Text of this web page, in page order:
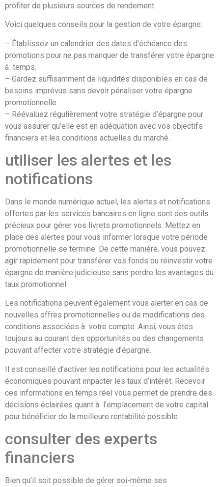
profiter de plusieurs sources de rendement.
Voici quelques conseils pour la gestion de votre épargne:
– Établissez un calendrier des dates d’échéance des
promotions pour ne pas manquer de transférer votre épargne
à temps.
– Gardez suffisamment de liquidités disponibles en cas de
besoins imprévus sans devoir pénaliser votre épargne
promotionnelle.
– Réévaluez régulièrement votre stratégie d’épargne pour
vous assurer qu’elle est en adéquation avec vos objectifs
financiers et les conditions actuelles du marché.
utiliser les alertes et les
notifications
Dans le monde numérique actuel, les alertes et notifications
offertes par les services bancaires en ligne sont des outils
précieux pour gérer vos livrets promotionnels. Mettez en
place des alertes pour vous informer lorsque votre période
promotionnelle se termine. De cette manière, vous pouvez
agir rapidement pour transférer vos fonds ou réinvestir votre
épargne de manière judicieuse sans perdre les avantages du
taux promotionnel.
Les notifications peuvent également vous alerter en cas de
nouvelles offres promotionnelles ou de modifications des
conditions associées à votre compte. Ainsi, vous êtes
toujours au courant des opportunités ou des changements
pouvant affecter votre stratégie d’épargne.
Il est conseillé d’activer les notifications pour les actualités
économiques pouvant impacter les taux d’intérêt. Recevoir
ces informations en temps réel vous permet de prendre des
décisions éclairées quant à l’emplacement de votre capital
pour bénéficier de la meilleure rentabilité possible.
consulter des experts
financiers
Bien qu’il soit possible de gérer soi-même ses